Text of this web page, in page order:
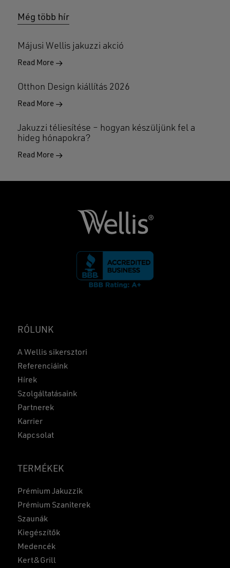
Még több hír
Májusi Wellis jakuzzi akció
Read More
Otthon Design kiállítás 2026
Read More
Jakuzzi téliesítése – hogyan készüljünk fel a
hideg hónapokra?
Read More
RÓLUNK
A Wellis sikersztori
Referenciáink
Hírek
Szolgáltatásaink
Partnerek
Karrier
Kapcsolat
TERMÉKEK
Prémium Jakuzzik
Prémium Szaniterek
Szaunák
Kiegészítők
Medencék
Kert&Grill